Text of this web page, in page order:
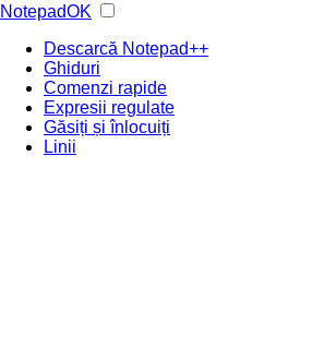
NotepadOK
Descarcă Notepad++
Ghiduri
Comenzi rapide
Expresii regulate
Găsiți și înlocuiți
Linii